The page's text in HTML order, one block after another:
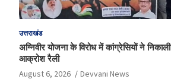
उत्तराखंड
अग्निवीर योजना के विरोध में कांग्रेसियों ने निकाली
आक्रोश रैली
August 6, 2026 Devvani News